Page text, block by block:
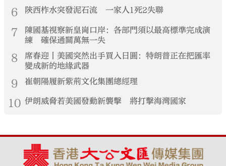
6 陝西柞水突發泥石流 一家人1死2失聯
7
陳國基視察新皇崗口岸：各部門須以最高標準完成演
練 確保通關萬無一失
8
席春迎丨美國突然出手買入日圓：特朗普正在把匯率
變成新的地緣武器
9 崔朝陽履新紫荊文化集團總經理
10 伊朗威脅若美國發動新襲擊 將打擊海灣國家